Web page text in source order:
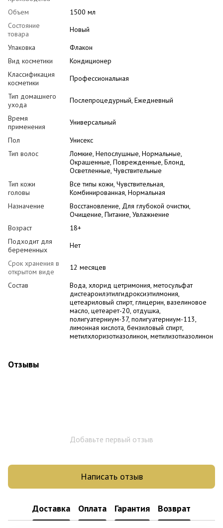
Объем
1500 мл
Состояние
товара
Новый
Упаковка
Флакон
Вид косметики
Кондиционер
Классификация
косметики
Профессиональная
Тип домашнего
ухода
Послепроцедурный, Ежедневный
Время
применения
Универсальный
Пол
Унисекс
Тип волос
Ломкие, Непослушные, Нормальные,
Окрашенные, Поврежденные, Блонд,
Осветленные, Чувствительные
Тип кожи
головы
Все типы кожи, Чувствительная,
Комбинированная, Нормальная
Назначение
Восстановление, Для глубокой очистки,
Очищение, Питание, Увлажнение
Возраст
18+
Подходит для
беременных
Нет
Срок хранения в
открытом виде
12 месяцев
Состав
Вода, хлорид цетримония, метосульфат
дистеароилэтилгидроксиэтилмония,
цетеариловый спирт, глицерин, вазелиновое
масло, цетеарет-20, отдушка,
полигуатерниум-37, полигуатерниум-113,
лимонная кислота, бензиловый спирт,
метилхлоризотиазолинон, метилизотиазолинон
Отзывы
Добавьте первый отзыв
Написать отзыв
Доставка Оплата Гарантия Возврат